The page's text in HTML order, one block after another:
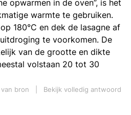
opwarmen in de oven”, is het
warmte te gebruiken.
180°C en dek de lasagne af
te voorkomen. De
van de grootte en dikte
volstaan 20 tot 30
bron
Bekijk volledig antwoord